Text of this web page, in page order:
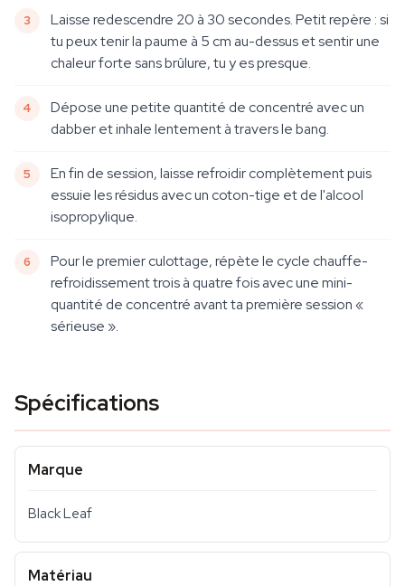
Laisse redescendre 20 à 30 secondes. Petit repère : si
tu peux tenir la paume à 5 cm au-dessus et sentir une
chaleur forte sans brûlure, tu y es presque.
Dépose une petite quantité de concentré avec un
dabber et inhale lentement à travers le bang.
En fin de session, laisse refroidir complètement puis
essuie les résidus avec un coton-tige et de l'alcool
isopropylique.
Pour le premier culottage, répète le cycle chauffe-
refroidissement trois à quatre fois avec une mini-
quantité de concentré avant ta première session «
sérieuse ».
Spécifications
Marque
Black Leaf
Matériau